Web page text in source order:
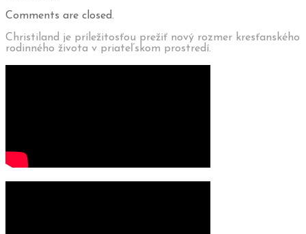
Comments are closed.
Christiland je príležitosťou prežiť nový rozmer kresťanského
rodinného života v priateľskom prostredí.